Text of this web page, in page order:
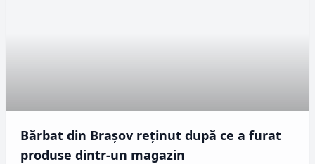
Bărbat din Brașov reținut după ce a furat
produse dintr-un magazin